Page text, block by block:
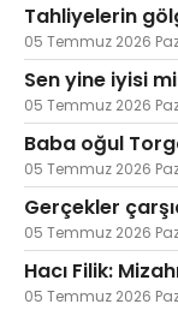
Tahliyelerin
05 Temmuz 2026
Sen yine iyisi
05 Temmuz 2026
Baba oğul
05 Temmuz 2026
Gerçekler
05 Temmuz 2026
Hacı Filik:
05 Temmuz 2026